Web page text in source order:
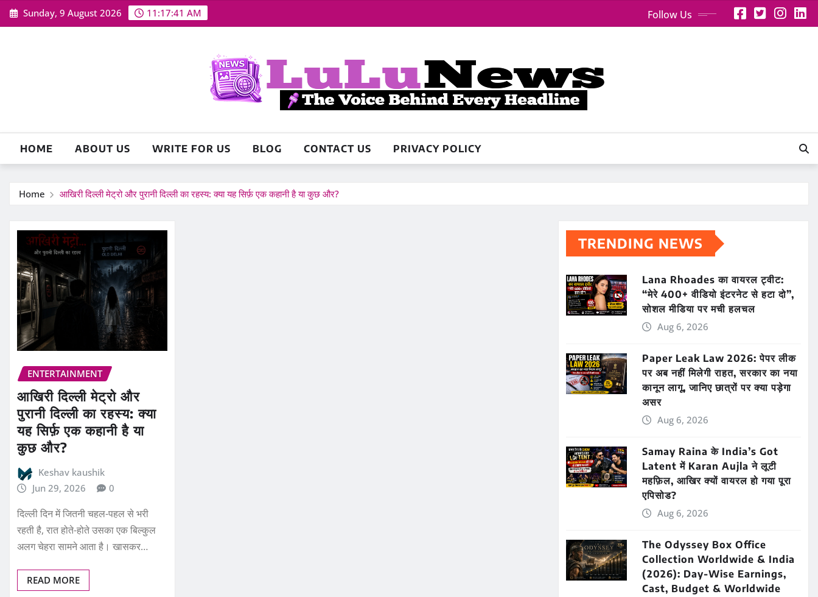
Skip
to
Sunday, 9 August 2026 11:17:43 AM Follow Us
HOME ABOUT US WRITE FOR US BLOG CONTACT US PRIVACY POLICY
Home आखिरी दिल्ली मेट्रो और पुरानी दिल्ली का रहस्य: क्या यह सिर्फ़ एक कहानी है या कुछ और?
ENTERTAINMENT
आखिरी दिल्ली मेट्रो और
पुरानी दिल्ली का रहस्य: क्या
यह सिर्फ़ एक कहानी है या
कुछ और?
Keshav kaushik
Jun 29, 2026
0
दिल्ली दिन में जितनी चहल-पहल से भरी
रहती है, रात होते-होते उसका एक बिल्कुल
अलग चेहरा सामने आता है। खासकर…
READ MORE
TRENDING NEWS
Lana Rhoades का वायरल ट्वीट:
“मेरे 400+ वीडियो इंटरनेट से हटा दो”,
सोशल मीडिया पर मची हलचल
Aug 6, 2026
Paper Leak Law 2026: पेपर लीक
पर अब नहीं मिलेगी राहत, सरकार का नया
कानून लागू, जानिए छात्रों पर क्या पड़ेगा
असर
Aug 6, 2026
Samay Raina के India’s Got
Latent में Karan Aujla ने लूटी
महफ़िल, आखिर क्यों वायरल हो गया पूरा
एपिसोड?
Aug 6, 2026
The Odyssey Box Office
Collection Worldwide & India
(2026): Day-Wise Earnings,
Cast, Budget & Worldwide